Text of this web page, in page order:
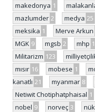
makedonya 1
mazlumder 2 medya 25
meksika 1 Merve Arkun
MGK 9 mgsb 2 mhp 1
Militarizm 123
mısır 16 mobese 1
kanatlı 21 myanmar 8
Netiwit Chotiphatphaisal 1
nobel 9 norveç 3